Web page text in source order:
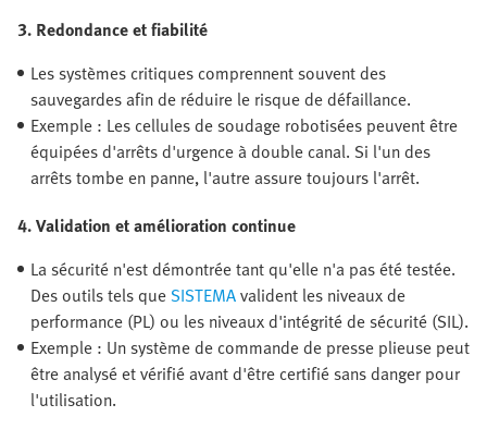
3. Redondance et fiabilité
Les systèmes critiques comprennent souvent des
sauvegardes afin de réduire le risque de défaillance.
Exemple : Les cellules de soudage robotisées peuvent être
équipées d'arrêts d'urgence à double canal. Si l'un des
arrêts tombe en panne, l'autre assure toujours l'arrêt.
4. Validation et amélioration continue
La sécurité n'est démontrée tant qu'elle n'a pas été testée.
Des outils tels queSISTEMAvalident les niveaux de
performance (PL) ou les niveaux d'intégrité de sécurité (SIL).
Exemple : Un système de commande de presse plieuse peut
être analysé et vérifié avant d'être certifié sans danger pour
l'utilisation.